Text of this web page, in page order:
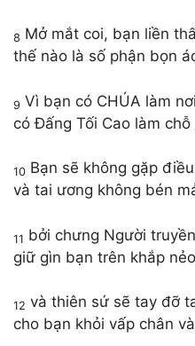
8 Mở mắt coi, bạn liền
thế nào là số phận bọn
9 Vì bạn có CHÚA làm
có Đấng Tối Cao làm
10 Bạn sẽ không gặp
và tai ương không bén
11 bởi chưng Người
giữ gìn bạn trên khắp
12 và thiên sứ sẽ tay đỡ
cho bạn khỏi vấp chân